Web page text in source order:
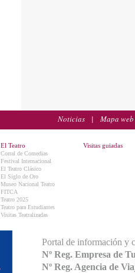
Noticias | Mapa web
El Teatro
Corral de Comedias
Festival Internacional
El Teatro Clásico
El Siglo de Oro
Museo Nacional Teatro
FITCA
Teatro 2025
Teatro para Estudiantes
Visitas Teatralizadas
Visitas guiadas
Portal de información y
Nº Reg. Empresa de
Nº Reg. Agencia de